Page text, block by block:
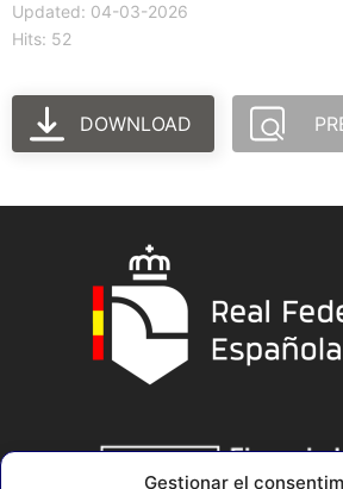
Gestionar el
Updated: 04-03-2026
Hits: 52
DOWNLOAD